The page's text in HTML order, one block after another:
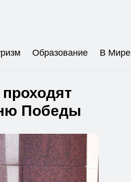
Образование В Мире
Победы